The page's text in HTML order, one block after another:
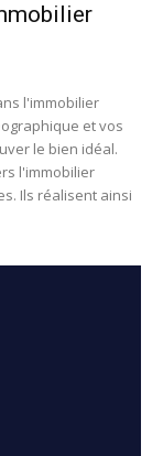
l'immobilier
et vos
le bien idéal.
l'immobilier
Ils réalisent ainsi